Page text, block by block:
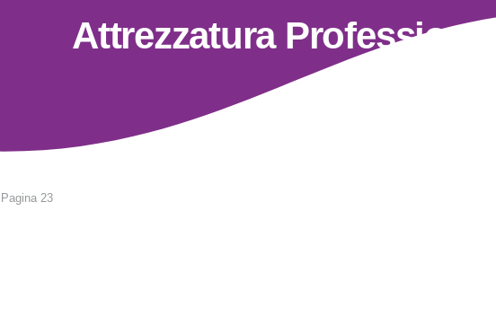
Attrezzatura Professionale
Pagina 23